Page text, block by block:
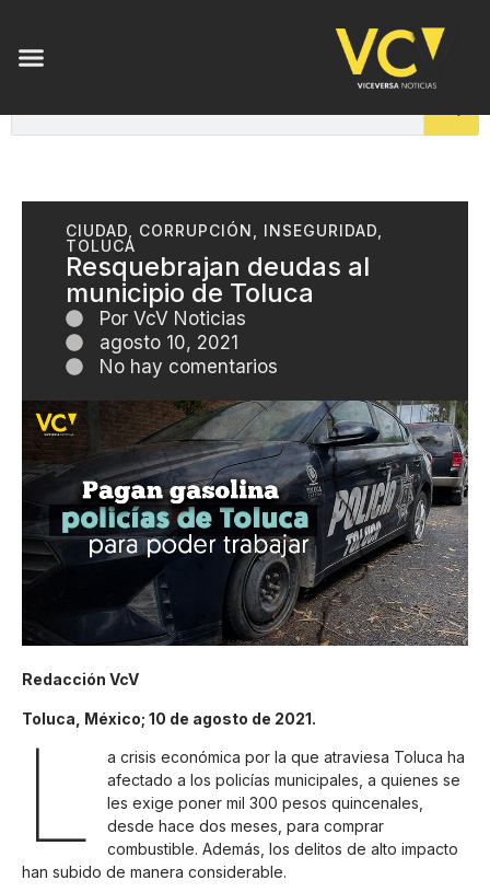
CIUDAD CORRUPCIÓN INSEGURIDAD
TOLUCA
Resquebrajan deudas al
municipio de Toluca
Por VcV Noticias
agosto 10, 2021
No hay comentarios
Redacción VcV
Toluca, México; 10 de agosto de 2021.
L
a crisis económica por la que atraviesa Toluca ha
afectado a los policías municipales, a quienes se
les exige poner mil 300 pesos quincenales,
desde hace dos meses, para comprar
combustible. Además, los delitos de alto impacto
han subido de manera considerable.